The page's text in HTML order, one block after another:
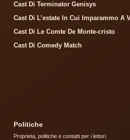
Cast Di Terminator Genisys
Cast Di L’estate In Cui Imparammo A
Cast Di Le Comte De Monte-cristo
Cast Di Comedy Match
Politiche
Proprieta, politiche e contatti per i lettori.